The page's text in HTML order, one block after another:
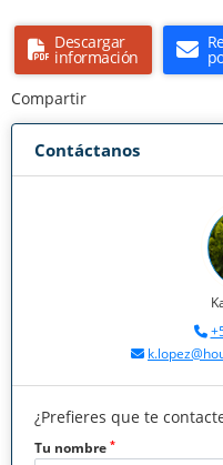
Descargar
información
Compartir
Contáctanos
¿Prefieres que te
Tu nombre *